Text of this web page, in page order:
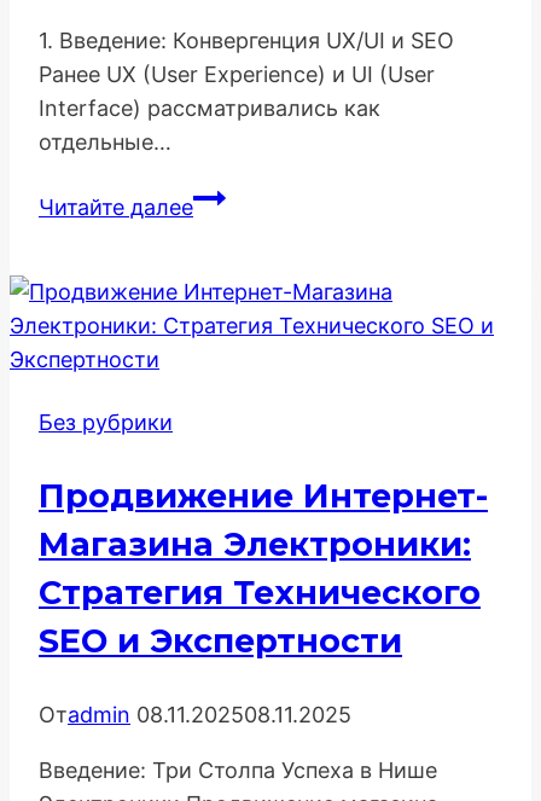
1. Введение: Конвергенция UX/UI и SEO
Ранее UX (User Experience) и UI (User
Interface) рассматривались как
отдельные…
Читайте далееUX/UI-
SEO:
Руководство
Без рубрики
Продвижение Интернет-
Магазина Электроники:
Стратегия Технического
SEO и Экспертности
Отadmin 08.11.202508.11.2025
Введение: Три Столпа Успеха в Нише